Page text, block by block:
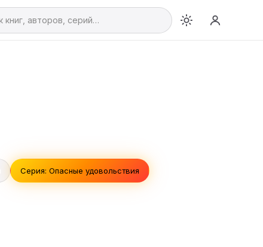
Серия: Опасные удовольствия